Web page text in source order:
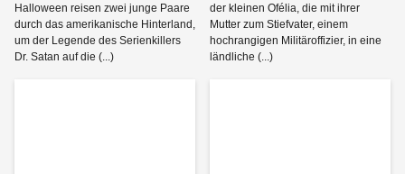
Halloween reisen zwei junge Paare
durch das amerikanische Hinterland,
um der Legende des Serienkillers
Dr. Satan auf die (...)
der kleinen Ofélia, die mit ihrer
Mutter zum Stiefvater, einem
hochrangigen Militäroffizier, in eine
ländliche (...)